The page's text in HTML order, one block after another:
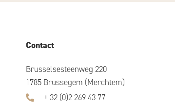
Contact
Brusselsesteenweg 220
1785 Brussegem (Merchtem)
+ 32 (0)2 269 43 77